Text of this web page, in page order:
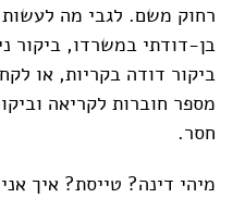
רחוק משם. לגבי מה
בן-דודתי במשרדו, ביקור
ביקור דודה בקריות, או
מספר חוברות לקריאה
חסר.
מיהי דינה? טייסת? איך